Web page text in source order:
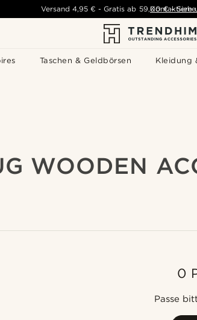
Taschen & Geldbörsen Kleidung
Versand 4,95 € -Gratis ab 59,00 € -
Kontaktiere
WOODEN
0
Passe